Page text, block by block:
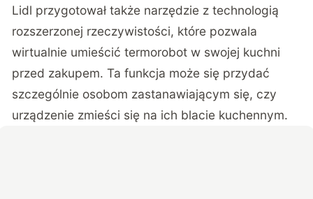
Lidl przygotował także narzędzie z technologią
rozszerzonej rzeczywistości, które pozwala
wirtualnie umieścić termorobot w swojej kuchni
przed zakupem. Ta funkcja może się przydać
szczególnie osobom zastanawiającym się, czy
urządzenie zmieści się na ich blacie kuchennym.